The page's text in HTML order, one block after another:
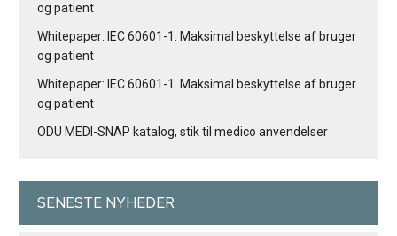
og patient
Whitepaper: IEC 60601-1. Maksimal beskyttelse af bruger
og patient
Whitepaper: IEC 60601-1. Maksimal beskyttelse af bruger
og patient
ODU MEDI-SNAP katalog, stik til medico anvendelser
SENESTE NYHEDER